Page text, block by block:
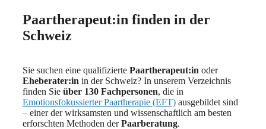
Paartherapeut:in finden in der
Schweiz
Sie suchen eine qualifizierte Paartherapeut:in oder
Eheberater:in in der Schweiz? In unserem Verzeichnis
finden Sie über 130 Fachpersonen, die in
Emotionsfokussierter Paartherapie (EFT) ausgebildet sind
– einer der wirksamsten und wissenschaftlich am besten
erforschten Methoden derPaarberatung.